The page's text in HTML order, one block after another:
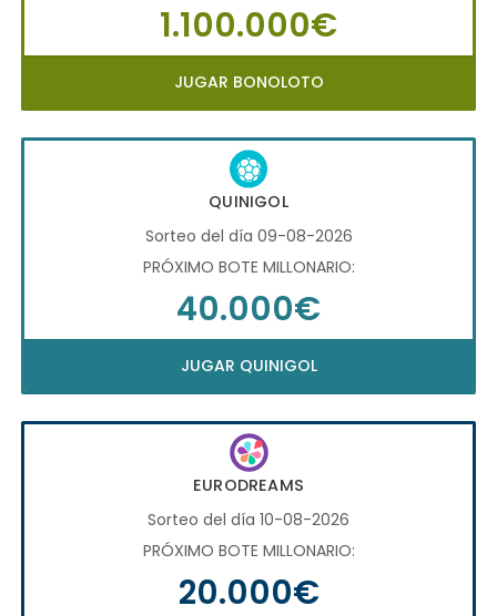
1.100.000€
JUGAR BONOLOTO
QUINIGOL
Sorteo del día 09-08-2026
PRÓXIMO BOTE MILLONARIO:
40.000€
JUGAR QUINIGOL
EURODREAMS
Sorteo del día 10-08-2026
PRÓXIMO BOTE MILLONARIO:
20.000€